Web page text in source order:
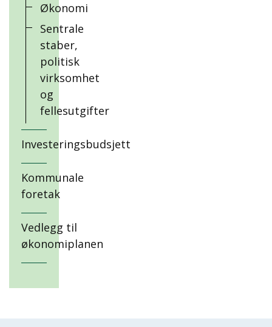
Økonomi
Sentrale
staber,
politisk
virksomhet
og
fellesutgifter
Investeringsbudsjett
Kommunale
foretak
Vedlegg til
økonomiplanen